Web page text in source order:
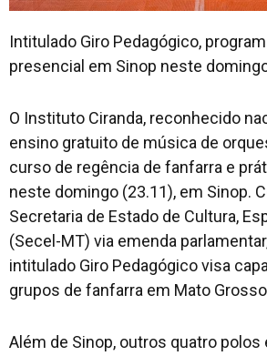
Intitulado Giro Pedagógico,
presencial em Sinop neste
O Instituto Ciranda, reconhecido
ensino gratuito de música de
curso de regência de fanfarra e
neste domingo (23.11), em Sinop.
Secretaria de Estado de Cultura,
(Secel-MT) via emenda
intitulado Giro Pedagógico visa
grupos de fanfarra em Mato
Além de Sinop, outros quatro